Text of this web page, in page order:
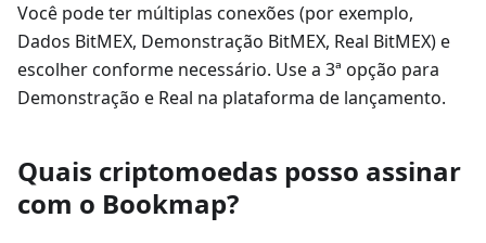
Você pode ter múltiplas conexões (por exemplo,
Dados BitMEX, Demonstração BitMEX, Real BitMEX) e
escolher conforme necessário. Use a 3ª opção para
Demonstração e Real na plataforma de lançamento.
Quais criptomoedas posso assinar
com o Bookmap?